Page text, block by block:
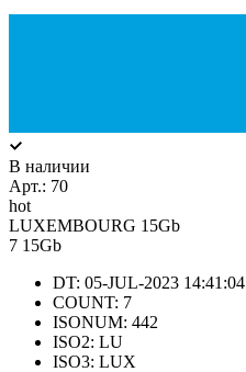
В наличии
Арт.: 70
hot
LUXEMBOURG 15Gb
7 15Gb
DT: 05-JUL-2023 14:41:04
COUNT: 7
ISONUM: 442
ISO2: LU
ISO3: LUX